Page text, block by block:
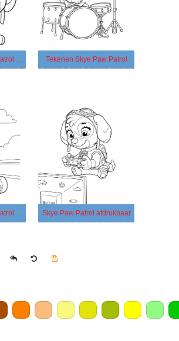
Tekenen Skye Paw Patrol basis Tekenen Skye Paw Patrol
Tekenen Skye Paw Patrol gratis Skye Paw Patrol afdrukbaar